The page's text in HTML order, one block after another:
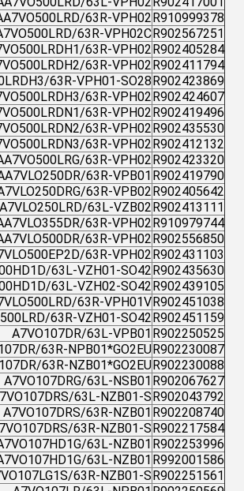
R910999378
63R-VPH02
R902567251
63R-VPH02C
R902405284
63R-VPH02
R902411794
63R-VPH02
R902423869
63R-VPH01-SO28
R902424607
63R-VPH02
R902419496
63R-VPH02
R902435530
63R-VPH02
R902412132
63R-VPH02
R902423320
63R-VPH02
R902419790
63R-VPB01
R902405642
63R-VPB02
R902413111
63L-VZB02
R910979744
63R-VPH02
R902556850
63R-VPH02
R902431103
63R-VPH02
R902435630
63L-VZH01-SO42
R902439105
63L-VZH02-SO42
R902451038
63R-VPH01V
R902451159
63R-VZH01-SO42
R902250525
A7VO107DR/63L-VPB01
R902230087
63R-NPB01*GO2EU*
R902230088
63R-NZB01*GO2EU*
R902067627
A7VO107DRG/63L-NSB01
R902043792
63L-NZB01-S
R902208740
A7VO107DRS/63R-NZB01
R902217584
63R-NZB01-S
R902253996
63L-NZB01
R992001586
63L-NZB01
R902251561
63R-NZB01-S